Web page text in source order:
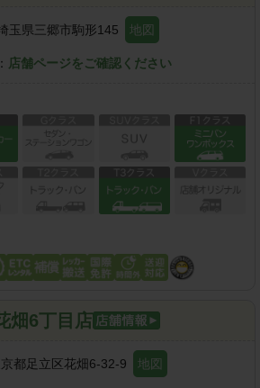
玉県三郷市駒形145 地図
店舗ページをご確認ください
畑6丁目店
都足立区花畑6-32-9 地図